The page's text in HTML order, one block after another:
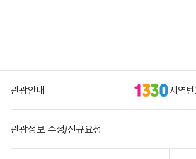
관광안내 지역
관광정보 수정/신규요청